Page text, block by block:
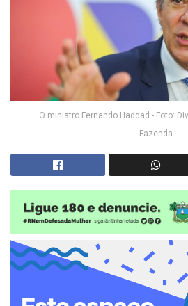
O ministro Fernando Haddad - Foto:
Fazenda